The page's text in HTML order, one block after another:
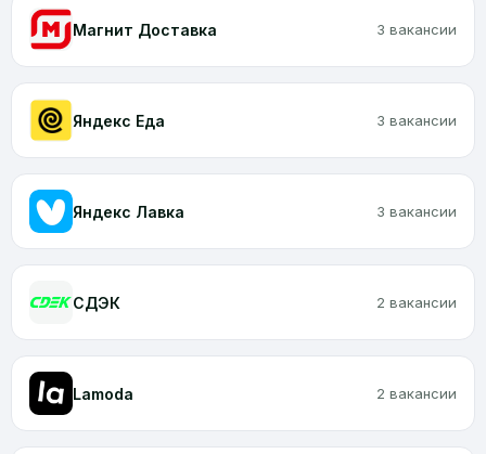
Магнит Доставка 3 вакансии
Яндекс Еда 3 вакансии
Яндекс Лавка 3 вакансии
CДЭК 2 вакансии
Lamoda 2 вакансии